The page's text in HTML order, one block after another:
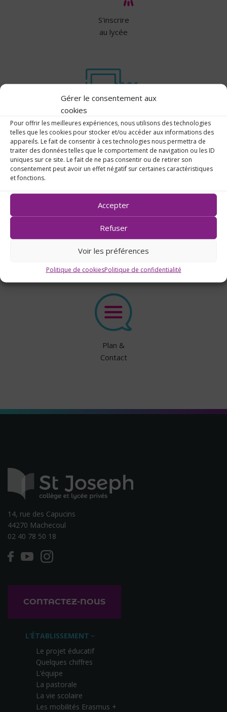
Gérer le consentement aux
cookies
Pour offrir les meilleures expériences, nous utilisons des technologies
telles que les cookies pour stocker et/ou accéder aux informations des
appareils. Le fait de consentir à ces technologies nous permettra de
traiter des données telles que le comportement de navigation ou les ID
uniques sur ce site. Le fait de ne pas consentir ou de retirer son
consentement peut avoir un effet négatif sur certaines caractéristiques
et fonctions.
Accepter
Refuser
Voir les préférences
Politique de cookiesPolitique de confidentialité
S'inscrire
au lycée
Les
tarifs
scolaires
Plan &
Contact
14, rue des Capucins
44270 Machecoul
02 40 78 50 18
CONTACTEZ-NOUS
L’ÉTABLISSEMENT
Le projet éducatif
Quelques chiffres
L’équipe
La pastorale
La vie scolaire
Les mobilités Erasmus +